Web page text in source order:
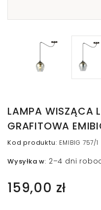
LAMPA WISZĄCA
GRAFITOWA
Kod produktu: EMIBIG 757/1
Wysyłka w: 2–4 dni
159,00 zł